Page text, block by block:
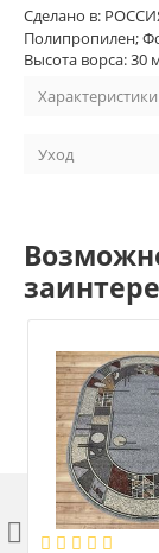
Сделано в:
Полипропилен;
Высота ворса:
Характеристики
Уход
